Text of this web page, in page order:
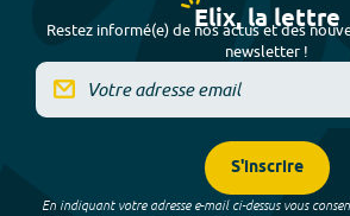
Elix, la lettre
Restez informé(e) de nos actus et des
newsletter !
S'inscrire
En indiquant votre adresse e-mail ci-dessus vous